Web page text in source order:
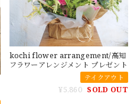
kochi flower arrangement/高知
フラワーアレンジメント プレゼント
テイクアウト
¥5,860 SOLD OUT